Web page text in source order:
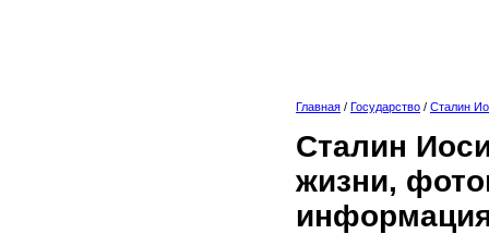
Главная / Государство / Сталин
Сталин
жизни,